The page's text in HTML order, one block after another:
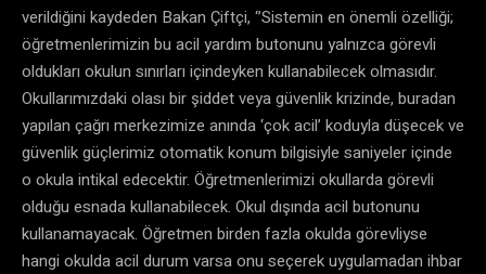
verildiğini kaydeden Bakan Çiftçi, ‘’Sistemin en önemli özelliği;
öğretmenlerimizin bu acil yardım butonunu yalnızca görevli
oldukları okulun sınırları içindeyken kullanabilecek olmasıdır.
Okullarımızdaki olası bir şiddet veya güvenlik krizinde, buradan
yapılan çağrı merkezimize anında ‘çok acil’ koduyla düşecek ve
güvenlik güçlerimiz otomatik konum bilgisiyle saniyeler içinde
o okula intikal edecektir. Öğretmenlerimizi okullarda görevli
olduğu esnada kullanabilecek. Okul dışında acil butonunu
kullanamayacak. Öğretmen birden fazla okulda görevliyse
hangi okulda acil durum varsa onu seçerek uygulamadan ihbar